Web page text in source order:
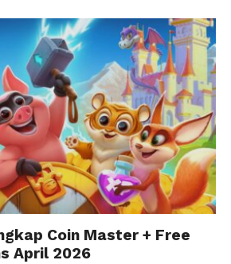
Coin Master + Free
April 2026